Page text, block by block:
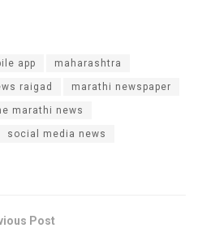
app maharashtra
raigad marathi newspaper
marathi news
social media news
Post